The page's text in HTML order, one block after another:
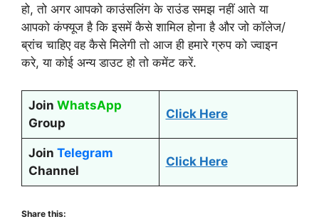
हो, तो अगर आपको काउंसलिंग के राउंड समझ नहीं आते या
आपको कंफ्यूज है कि इसमें कैसे शामिल होना है और जो कॉलेज/
ब्रांच चाहिए वह कैसे मिलेगी तो आज ही हमारे ग्रुप को ज्वाइन
करे, या कोई अन्य डाउट हो तो कमेंट करें.
Join WhatsApp
Group
Click Here
Join Telegram
Channel
Click Here
Share this: